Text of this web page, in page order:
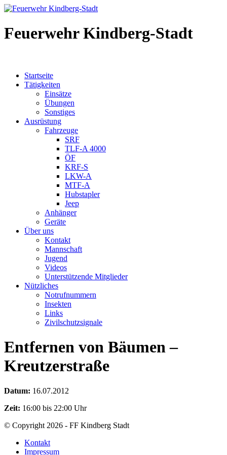
Feuerwehr Kindberg-Stadt
Startseite
Tätigkeiten
Einsätze
Übungen
Sonstiges
Ausrüstung
Fahrzeuge
SRF
TLF-A 4000
ÖF
KRF-S
LKW-A
MTF-A
Hubstapler
Jeep
Anhänger
Geräte
Über uns
Kontakt
Mannschaft
Jugend
Videos
Unterstützende Mitglieder
Nützliches
Notrufnummern
Insekten
Links
Zivilschutzsignale
Entfernen von Bäumen –
Kreutzerstraße
Datum: 16.07.2012
Zeit: 16:00 bis 22:00 Uhr
© Copyright 2026 - FF Kindberg Stadt
Kontakt
Impressum